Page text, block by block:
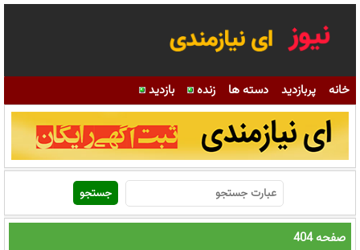
خانه پربازدید دسته ها زنده بازدید
صفحه 404